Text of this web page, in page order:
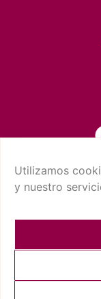
Utilizamos
y nuestroCONTACTO